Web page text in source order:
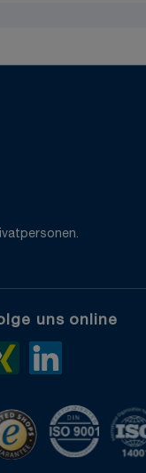
uns online
Xing>
TrustedShops
ISO